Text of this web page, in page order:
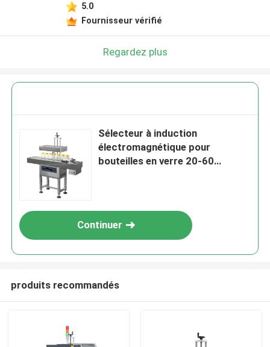
5.0
Fournisseur vérifié
Regardez plus
Sélecteur à induction
électromagnétique pour
bouteilles en verre 20-60
Continuer
produits recommandés